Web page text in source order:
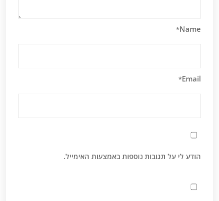
Name
*
Email
*
הודע לי על תגובות נוספות באמצעות האימייל.